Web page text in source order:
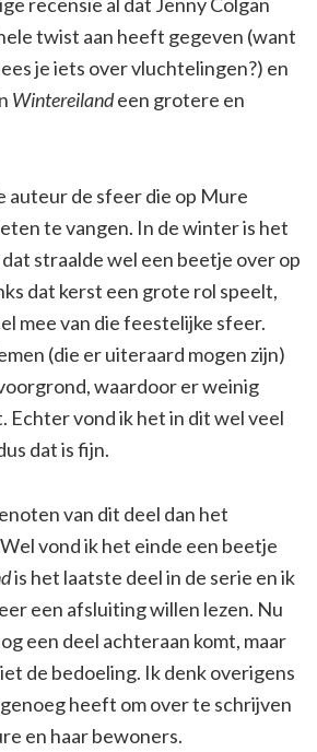
twist aan heeft gegeven (want
je iets over vluchtelingen?) en
Wintereilandeen grotere en
auteur de sfeer die op Mure
te vangen. In de winter is het
straalde wel een beetje over op
dat kerst een grote rol speelt,
mee van die feestelijke sfeer.
(die er uiteraard mogen zijn)
waardoor er weinig
vond ik het in dit wel veel
dat is fijn.
van dit deel dan het
vond ik het einde een beetje
is het laatste deel in de serie en ik
een afsluiting willen lezen. Nu
een deel achteraan komt, maar
de bedoeling. Ik denk overigens
heeft om over te schrijven
en haar bewoners.